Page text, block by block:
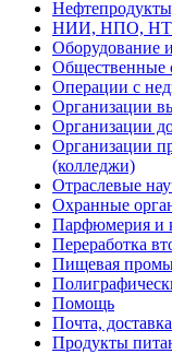
НИИ, НПО,
Оборудование
Общественные
Операции с
Организации
Организации
Организации
(колледжи)
Отраслевые
Охранные
Парфюмерия и
Переработка
Пищевая
Помощь
Почта, доставка
Продукты